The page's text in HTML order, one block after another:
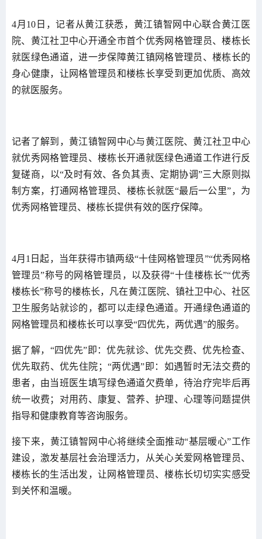
4月10日，记者从黄江获悉，黄江镇智网中心联合黄江医
院、黄江社卫中心开通全市首个优秀网格管理员、楼栋长
就医绿色通道，进一步保障黄江镇网格管理员、楼栋长的
身心健康，让网格管理员和楼栋长享受到更加优质、高效
的就医服务。
记者了解到，黄江镇智网中心与黄江医院、黄江社卫中心
就优秀网格管理员、楼栋长开通就医绿色通道工作进行反
复磋商，以“及时有效、各负其责、定期协调”三大原则拟
制方案，打通网格管理员、楼栋长就医“最后一公里”，为
优秀网格管理员、楼栋长提供有效的医疗保障。
4月1日起，当年获得市镇两级“十佳网格管理员”“优秀网格
管理员”称号的网格管理员，以及获得“十佳楼栋长”“优秀
楼栋长”称号的楼栋长，凡在黄江医院、镇社卫中心、社区
卫生服务站就诊的，都可以走绿色通道。开通绿色通道的
网格管理员和楼栋长可以享受“四优先，两优遇”的服务。
据了解，“四优先”即：优先就诊、优先交费、优先检查、
优先取药、优先住院；“两优遇”即：如遇暂时无法交费的
患者，由当班医生填写绿色通道欠费单，待治疗完毕后再
统一收费；对用药、康复、营养、护理、心理等问题提供
指导和健康教育等咨询服务。
接下来，黄江镇智网中心将继续全面推动“基层暖心”工作
建设，激发基层社会治理活力，从关心关爱网格管理员、
楼栋长的生活出发，让网格管理员、楼栋长切切实实感受
到关怀和温暖。